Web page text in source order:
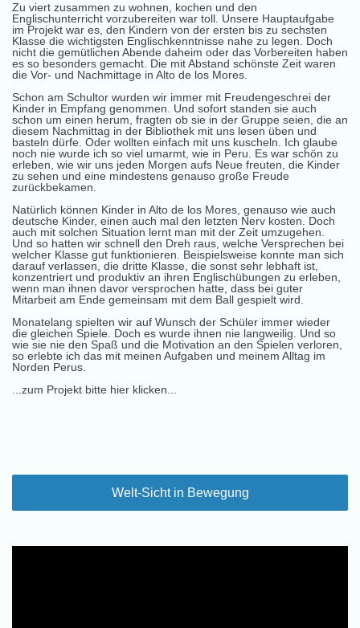
Zu viert zusammen zu wohnen, kochen und den
Englischunterricht vorzubereiten war toll. Unsere Hauptaufgabe
im Projekt war es, den Kindern von der ersten bis zu sechsten
Klasse die wichtigsten Englischkenntnisse nahe zu legen. Doch
nicht die gemütlichen Abende daheim oder das Vorbereiten haben
es so besonders gemacht. Die mit Abstand schönste Zeit waren
die Vor- und Nachmittage in Alto de los Mores.
Schon am Schultor wurden wir immer mit Freudengeschrei der
Kinder in Empfang genommen. Und sofort standen sie auch
schon um einen herum, fragten ob sie in der Gruppe seien, die an
diesem Nachmittag in der Bibliothek mit uns lesen üben und
basteln dürfe. Oder wollten einfach mit uns kuscheln. Ich glaube
noch nie wurde ich so viel umarmt, wie in Peru. Es war schön zu
erleben, wie wir uns jeden Morgen aufs Neue freuten, die Kinder
zu sehen und eine mindestens genauso große Freude
zurückbekamen.
Natürlich können Kinder in Alto de los Mores, genauso wie auch
deutsche Kinder, einen auch mal den letzten Nerv kosten. Doch
auch mit solchen Situation lernt man mit der Zeit umzugehen.
Und so hatten wir schnell den Dreh raus, welche Versprechen bei
welcher Klasse gut funktionieren. Beispielsweise konnte man sich
darauf verlassen, die dritte Klasse, die sonst sehr lebhaft ist,
konzentriert und produktiv an ihren Englischübungen zu erleben,
wenn man ihnen davor versprochen hatte, dass bei guter
Mitarbeit am Ende gemeinsam mit dem Ball gespielt wird.
Monatelang spielten wir auf Wunsch der Schüler immer wieder
die gleichen Spiele. Doch es wurde ihnen nie langweilig. Und so
wie sie nie den Spaß und die Motivation an den Spielen verloren,
so erlebte ich das mit meinen Aufgaben und meinem Alltag im
Norden Perus.
...zum Projekt bitte hier klicken...
Welt-Sicht in Bewegung